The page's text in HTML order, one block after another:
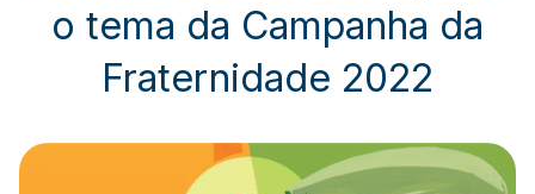
o tema da Campanha da
Fraternidade 2022